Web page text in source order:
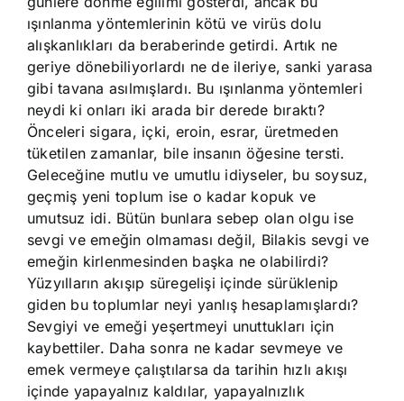
ışınlanma yöntemlerinin kötü ve virüs dolu
alışkanlıkları da beraberinde getirdi. Artık ne
geriye dönebiliyorlardı ne de ileriye, sanki yarasa
gibi tavana asılmışlardı. Bu ışınlanma yöntemleri
neydi ki onları iki arada bir derede bıraktı?
Önceleri sigara, içki, eroin, esrar, üretmeden
tüketilen zamanlar, bile insanın öğesine tersti.
Geleceğine mutlu ve umutlu idiyseler, bu soysuz,
geçmiş yeni toplum ise o kadar kopuk ve
umutsuz idi. Bütün bunlara sebep olan olgu ise
sevgi ve emeğin olmaması değil, Bilakis sevgi ve
emeğin kirlenmesinden başka ne olabilirdi?
Yüzyılların akışıp süregelişi içinde sürüklenip
giden bu toplumlar neyi yanlış hesaplamışlardı?
Sevgiyi ve emeği yeşertmeyi unuttukları için
kaybettiler. Daha sonra ne kadar sevmeye ve
emek vermeye çalıştılarsa da tarihin hızlı akışı
içinde yapayalnız kaldılar, yapayalnızlık